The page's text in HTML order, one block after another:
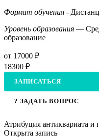
Формат обучения -
Уровень образования —
образование
от 17000 ₽
18300 ₽
ЗАПИСАТЬСЯ
? ЗАДАТЬ ВОПРОС
Атрибуция антиквариата и
Открыта запись